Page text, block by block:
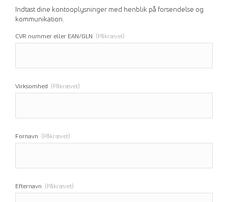
Indtast dine kontooplysninger med henblik på forsendelse og
kommunikation.
CVR nummer eller EAN/GLN (Påkrævet)
Virksomhed (Påkrævet)
Fornavn (Påkrævet)
Efternavn (Påkrævet)